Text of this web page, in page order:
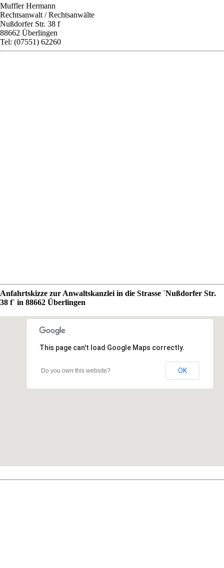
Muffler Hermann
Rechtsanwalt / Rechtsanwälte
Nußdorfer Str. 38 f
88662 Überlingen
Tel: (07551) 62260
Anfahrtskizze zur Anwaltskanzlei in die Strasse `Nußdorfer Str.
38 f` in 88662 Überlingen
This page can't load Google Maps correctly.
Do you own this website? OK